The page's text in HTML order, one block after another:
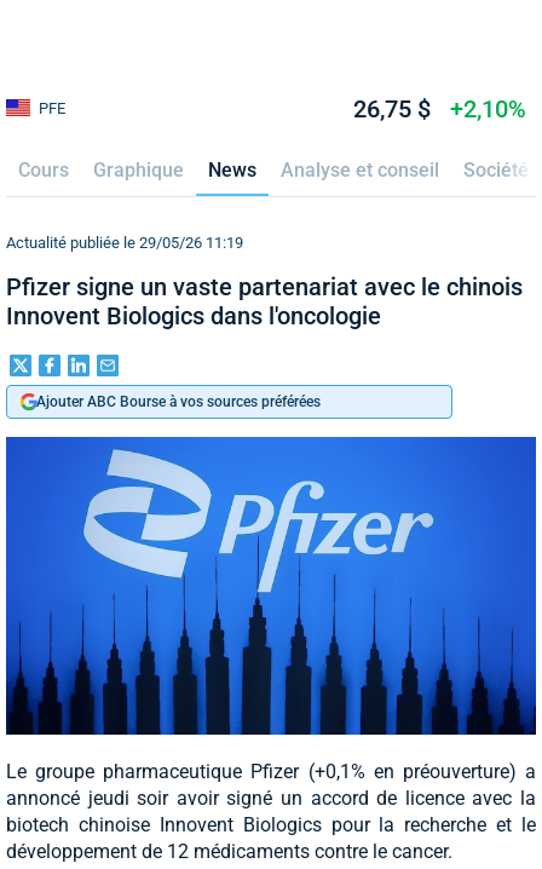
PFE 26,75 $ +2,10%
Cours Graphique News Analyse et conseil Société
Actualité publiée le 29/05/26 11:19
Pfizer signe un vaste partenariat avec le chinois
Innovent Biologics dans l'oncologie
Ajouter ABC Bourse à vos sources préférées
Le groupe pharmaceutique Pfizer (+0,1% en préouverture) a
annoncé jeudi soir avoir signé un accord de licence avec la
biotech chinoise Innovent Biologics pour la recherche et le
développement de 12 médicaments contre le cancer.